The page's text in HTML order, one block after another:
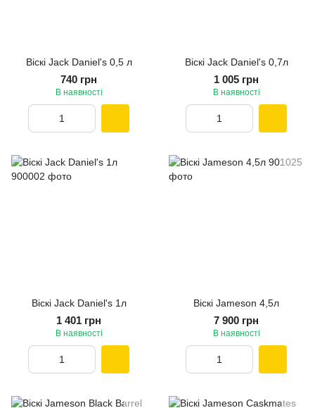
Віскі Jack Daniel's 0,5 л
740 грн
В наявності
Віскі Jack Daniel's 0,7л
1 005 грн
В наявності
Віскі Jack Daniel's 1л
1 401 грн
В наявності
Віскі Jameson 4,5л
7 900 грн
В наявності